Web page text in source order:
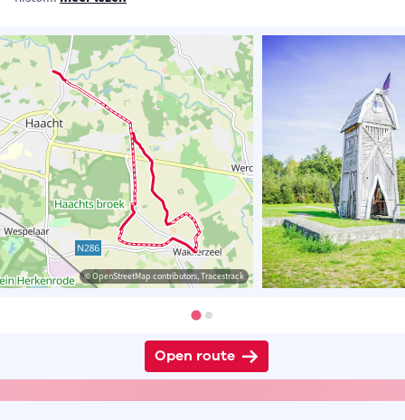
© OpenStreetMap contributors, Tracestrack
Open route